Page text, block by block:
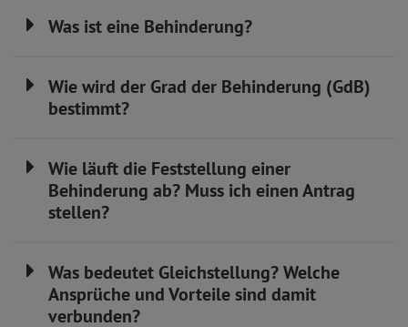
Was ist eine Behinderung?
Wie wird der Grad der Behinderung (GdB)
bestimmt?
Wie läuft die Feststellung einer
Behinderung ab? Muss ich einen Antrag
stellen?
Was bedeutet Gleichstellung? Welche
Ansprüche und Vorteile sind damit
verbunden?